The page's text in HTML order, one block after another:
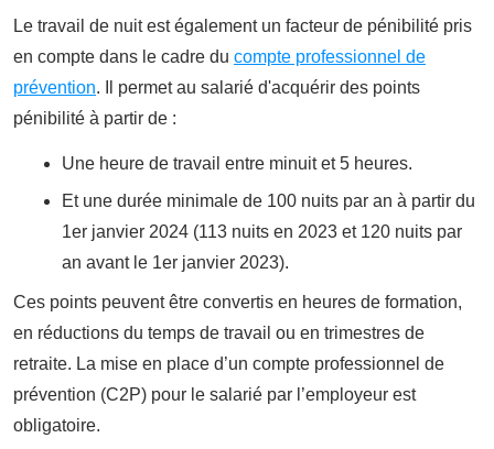
Le travail de nuit est également un facteur de pénibilité pris
en compte dans le cadre du compte professionnel de
prévention. Il permet au salarié d'acquérir des points
pénibilité à partir de :
Une heure de travail entre minuit et 5 heures.
Et une durée minimale de 100 nuits par an à partir du
1er janvier 2024 (113 nuits en 2023 et 120 nuits par
an avant le 1er janvier 2023).
Ces points peuvent être convertis en heures de formation,
en réductions du temps de travail ou en trimestres de
retraite. La mise en place d’un compte professionnel de
prévention (C2P) pour le salarié par l’employeur est
obligatoire.